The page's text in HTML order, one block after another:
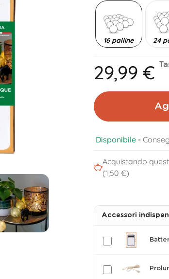
16 palline 24
29,99 €
Disponibile-
Acquistando
(1,50 €)
Accessori